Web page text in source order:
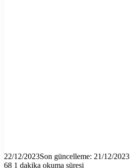
22/12/2023Son güncelleme: 21/12/2023
68 1 dakika okuma süresi